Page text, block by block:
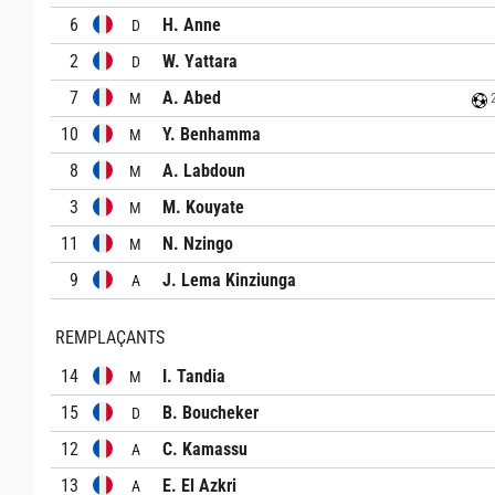
6 D
H. Anne
2
D
W. Yattara
7
M A. Abed
10 M
Y. Benhamma
8
M
A. Labdoun
3
M
M. Kouyate
11
M
N. Nzingo
9
A J. Lema Kinziunga
REMPLAÇANTS
14
M
I. Tandia
15
D
B. Boucheker
12
A
C. Kamassu
13
A E. El Azkri